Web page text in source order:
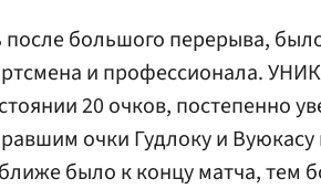
после большого перерыва,
и профессионала.
20 очков, постепенно
очки Гудлоку и
было к концу матча, тем